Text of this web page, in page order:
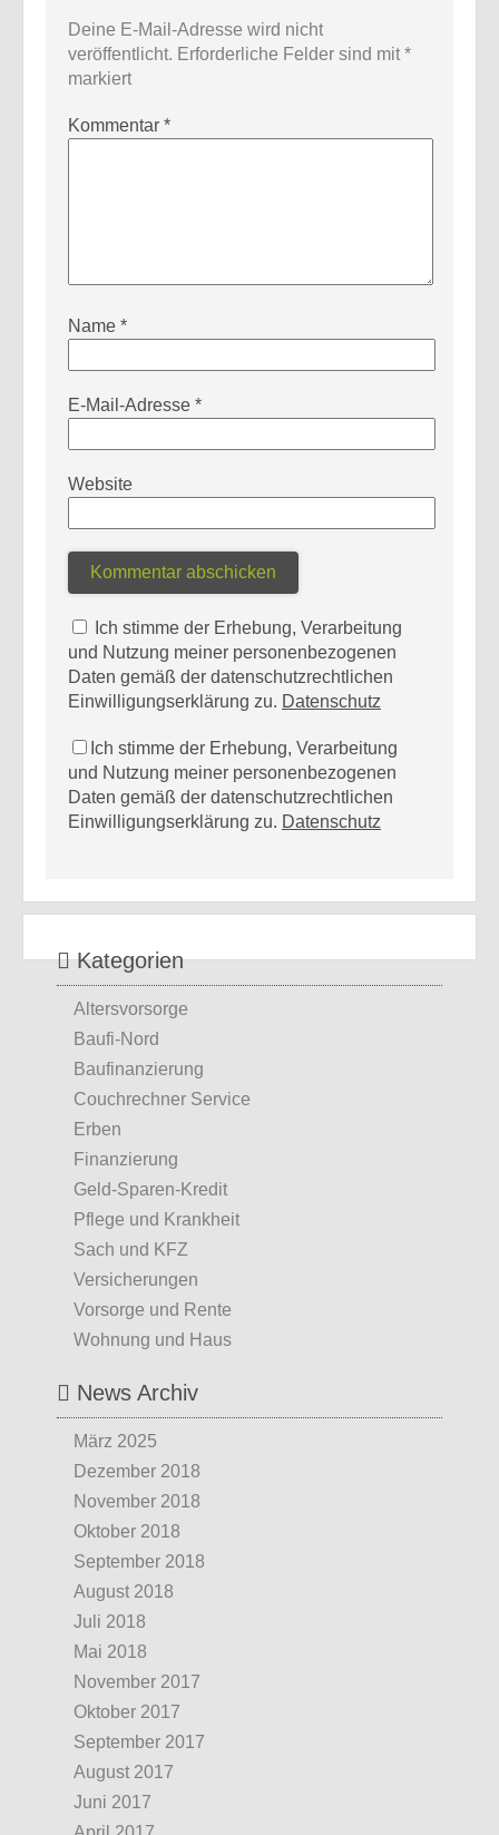
Deine E-Mail-Adresse wird nicht
veröffentlicht. Erforderliche Felder sind mit *
markiert
Kommentar *
Name *
E-Mail-Adresse *
Website
Ich stimme der Erhebung, Verarbeitung
und Nutzung meiner personenbezogenen
Daten gemäß der datenschutzrechtlichen
Einwilligungserklärung zu. Datenschutz
Ich stimme der Erhebung, Verarbeitung
und Nutzung meiner personenbezogenen
Daten gemäß der datenschutzrechtlichen
Einwilligungserklärung zu. Datenschutz
Kategorien
Altersvorsorge
Baufi-Nord
Baufinanzierung
Couchrechner Service
Erben
Finanzierung
Geld-Sparen-Kredit
Pflege und Krankheit
Sach und KFZ
Versicherungen
Vorsorge und Rente
Wohnung und Haus
News Archiv
März 2025
Dezember 2018
November 2018
Oktober 2018
September 2018
August 2018
Juli 2018
Mai 2018
November 2017
Oktober 2017
September 2017
August 2017
Juni 2017